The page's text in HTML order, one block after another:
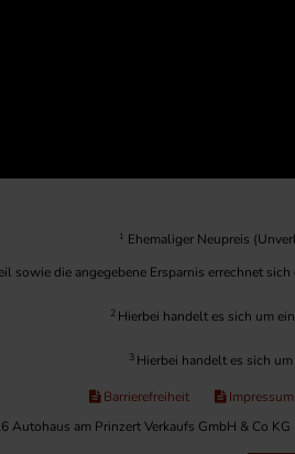
1 Ehemaliger Neupreis
sowie die angegebene Ersparnis errechnet
2 Hierbei handelt es sich um
3 Hierbei handelt es sich
Barrierefreiheit Impressum
Autohaus am Prinzert Verkaufs GmbH & Co